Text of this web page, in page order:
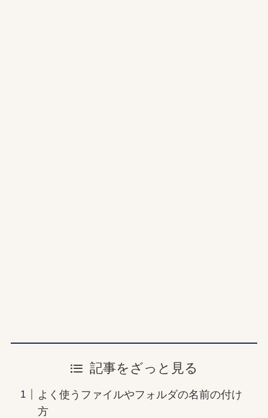
記事をざっと見る
よく使うファイルやフォルダの名前の付け
方